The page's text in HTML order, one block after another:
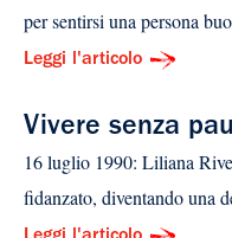
per sentirsi una persona
Leggi l'articolo
Vivere senza
16 luglio 1990: Liliana
fidanzato, diventando una